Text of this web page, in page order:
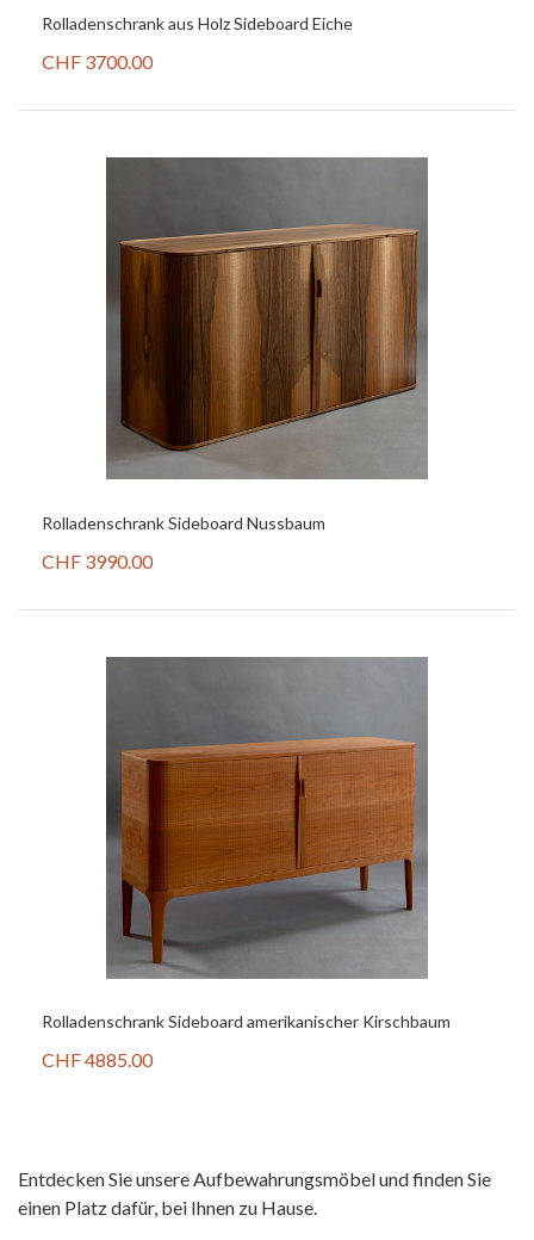
Rolladenschrank aus Holz Sideboard Eiche
CHF 3700.00
Rolladenschrank Sideboard Nussbaum
CHF 3990.00
Rolladenschrank Sideboard amerikanischer Kirschbaum
CHF 4885.00
Entdecken Sie unsere Aufbewahrungsmöbel und finden Sie
einen Platz dafür, bei Ihnen zu Hause.